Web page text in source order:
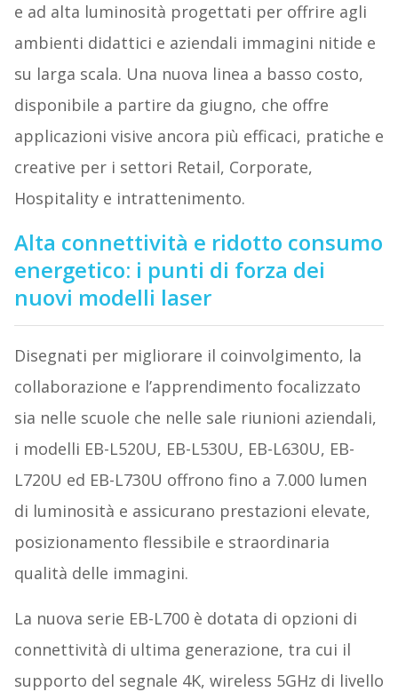
e ad alta luminosità progettati per offrire agli
ambienti didattici e aziendali immagini nitide e
su larga scala. Una nuova linea a basso costo,
disponibile a partire da giugno, che offre
applicazioni visive ancora più efficaci, pratiche e
creative per i settori Retail, Corporate,
Hospitality e intrattenimento.
Alta connettività e ridotto consumo
energetico: i punti di forza dei
nuovi modelli laser
Disegnati per migliorare il coinvolgimento, la
collaborazione e l’apprendimento focalizzato
sia nelle scuole che nelle sale riunioni aziendali,
i modelli EB-L520U, EB-L530U, EB-L630U, EB-
L720U ed EB-L730U offrono fino a 7.000 lumen
di luminosità e assicurano prestazioni elevate,
posizionamento flessibile e straordinaria
qualità delle immagini.
La nuova serie EB-L700 è dotata di opzioni di
connettività di ultima generazione, tra cui il
supporto del segnale 4K, wireless 5GHz di livello